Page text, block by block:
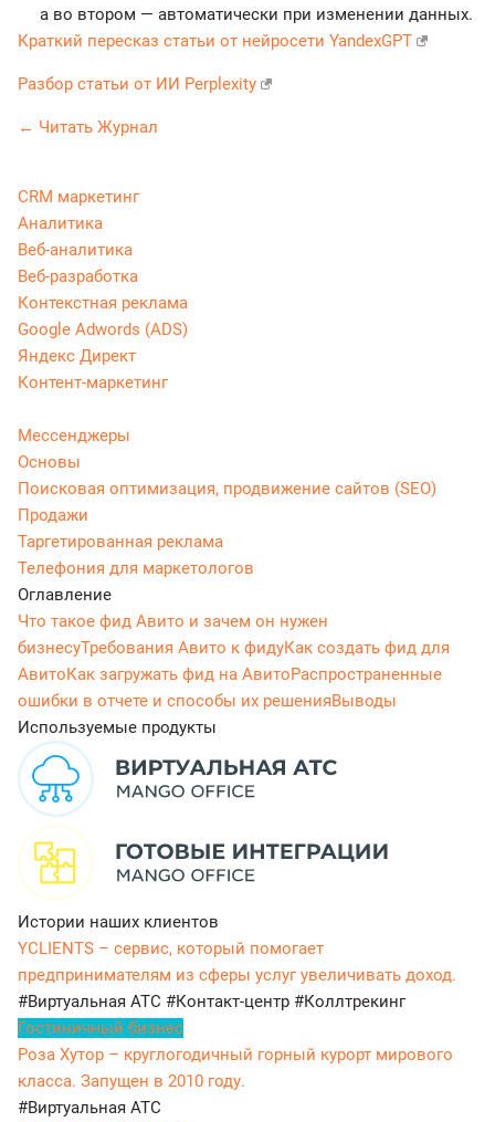
а во втором — автоматически при изменении данных.
Краткий пересказ статьи от нейросети YandexGPT
Разбор статьи от ИИ Perplexity
← Читать Журнал
CRM маркетинг
Аналитика
Веб-аналитика
Веб-разработка
Контекстная реклама
Google Adwords (ADS)
Яндекс Директ
Контент-маркетинг
Мессенджеры
Основы
Поисковая оптимизация, продвижение сайтов (SEO)
Продажи
Таргетированная реклама
Телефония для маркетологов
Оглавление
Что такое фид Авито и зачем он нужен
бизнесуТребования Авито к фидуКак создать фид для
АвитоКак загружать фид на АвитоРаспространенные
ошибки в отчете и способы их решенияВыводы
Используемые продукты
Истории наших клиентов
YCLIENTS – сервис, который помогает
предпринимателям из сферы услуг увеличивать доход.
#Виртуальная АТС #Контакт-центр #Коллтрекинг
Гостиничный бизнес
Роза Хутор – круглогодичный горный курорт мирового
класса. Запущен в 2010 году.
#Виртуальная АТС